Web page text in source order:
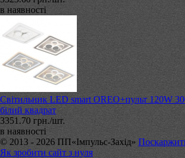
в наявності
Світильник LED smart OREO+пульт 120W
білий квадрат
3351.70 грн./шт.
в наявності
© 2013 - 2026 ПП«Імпульс-Захід»
Як зробити сайт з нуля